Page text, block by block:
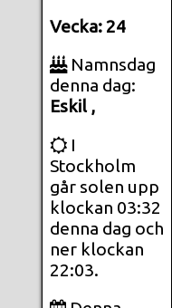
Vecka: 24
Namnsdag
denna dag:
Eskil ,
I
Stockholm
går solen upp
klockan 03:32
denna dag och
ner klockan
22:03.